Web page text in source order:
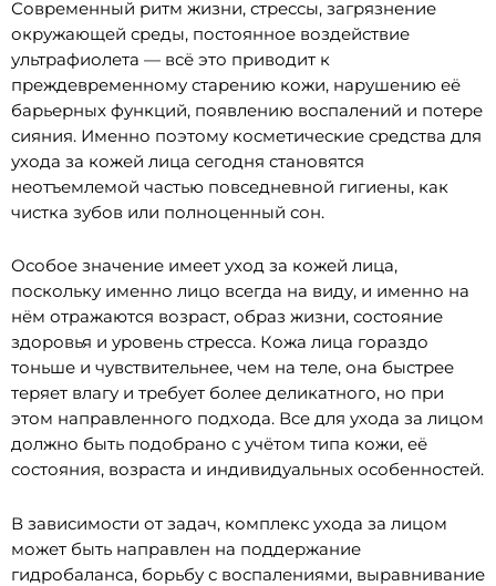
Современный ритм жизни, стрессы, загрязнение
окружающей среды, постоянное воздействие
ультрафиолета — всё это приводит к
преждевременному старению кожи, нарушению её
барьерных функций, появлению воспалений и потере
сияния. Именно поэтому косметические средства для
ухода за кожей лица сегодня становятся
неотъемлемой частью повседневной гигиены, как
чистка зубов или полноценный сон.
Особое значение имеет уход за кожей лица,
поскольку именно лицо всегда на виду, и именно на
нём отражаются возраст, образ жизни, состояние
здоровья и уровень стресса. Кожа лица гораздо
тоньше и чувствительнее, чем на теле, она быстрее
теряет влагу и требует более деликатного, но при
этом направленного подхода. Все для ухода за лицом
должно быть подобрано с учётом типа кожи, её
состояния, возраста и индивидуальных особенностей.
В зависимости от задач, комплекс ухода за лицом
может быть направлен на поддержание
гидробаланса, борьбу с воспалениями, выравнивание